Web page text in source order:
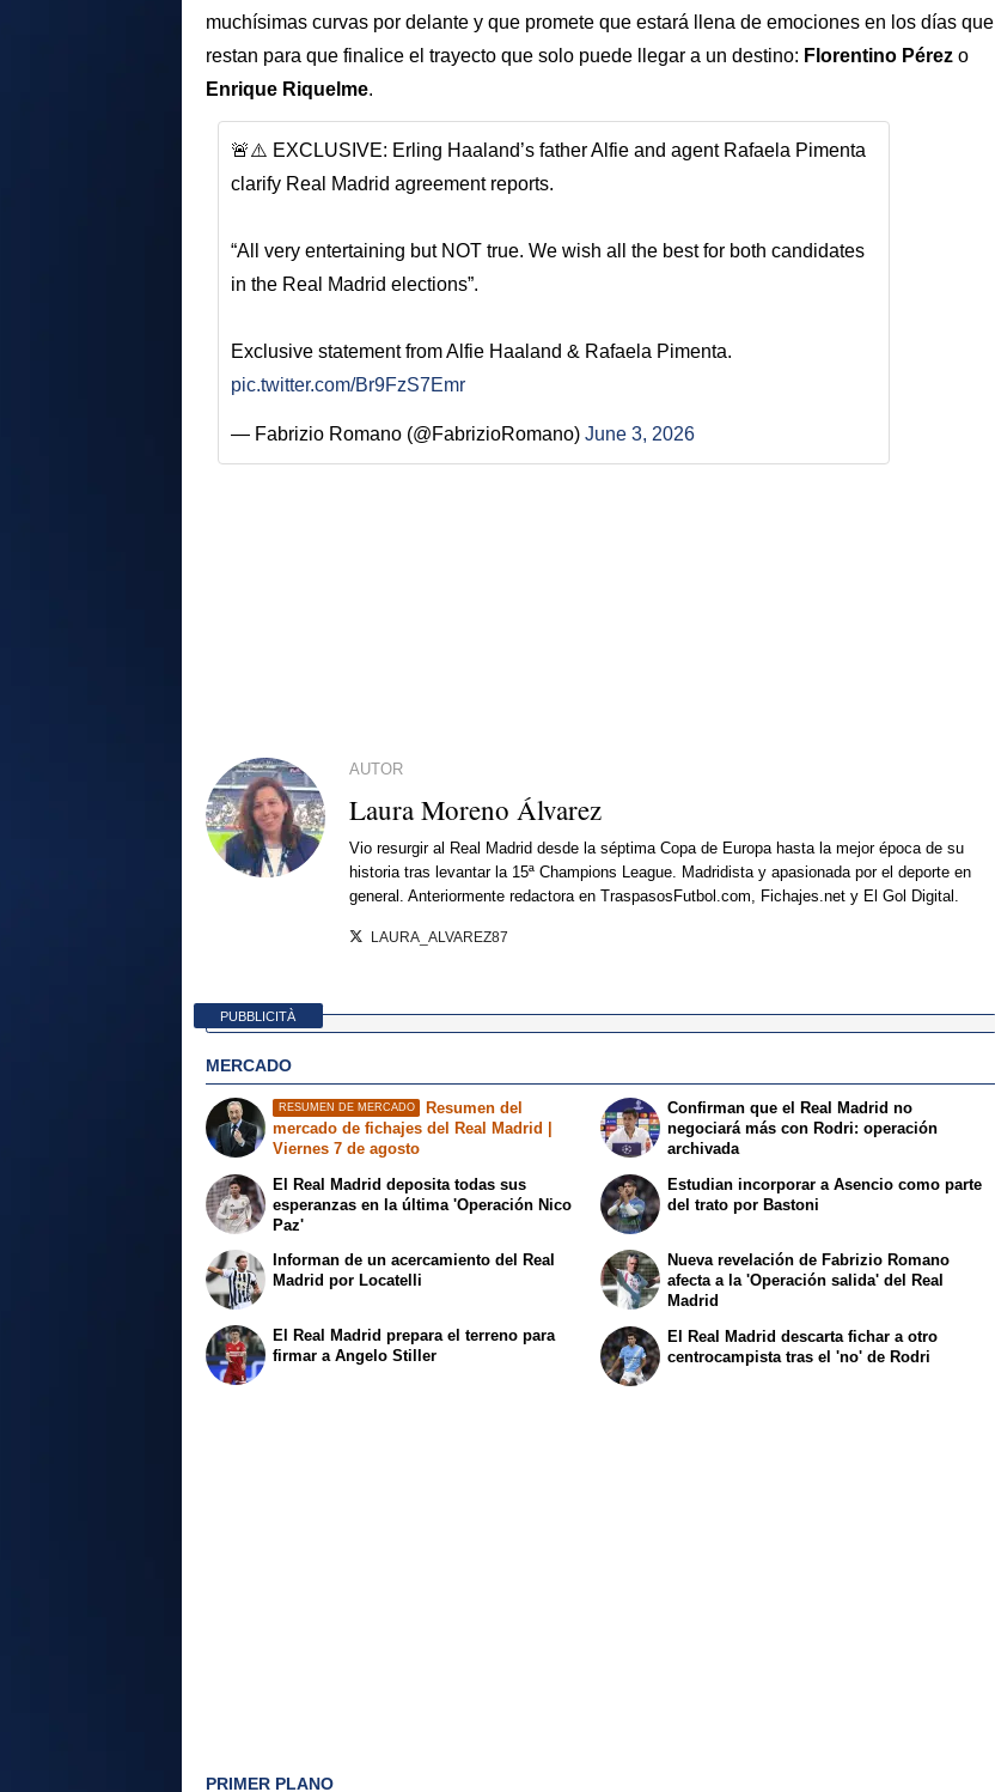
muchísimas curvas por delante y que promete que estará llena de emociones en los días que
restan para que finalice el trayecto que solo puede llegar a un destino: Florentino Pérez o
Enrique Riquelme.
🚨⚠️ EXCLUSIVE: Erling Haaland’s father Alfie and agent Rafaela Pimenta
clarify Real Madrid agreement reports.
“All very entertaining but NOT true. We wish all the best for both candidates
in the Real Madrid elections”.
Exclusive statement from Alfie Haaland & Rafaela Pimenta.
pic.twitter.com/Br9FzS7Emr
— Fabrizio Romano (@FabrizioRomano) June 3, 2026
AUTOR
Laura Moreno Álvarez
Vio resurgir al Real Madrid desde la séptima Copa de Europa hasta la mejor época de su
historia tras levantar la 15ª Champions League. Madridista y apasionada por el deporte en
general. Anteriormente redactora en TraspasosFutbol.com, Fichajes.net y El Gol Digital.
LAURA_ALVAREZ87
PUBBLICITÀ
MERCADO
RESUMEN DE MERCADO
Resumen del
mercado de fichajes del Real Madrid |
Viernes 7 de agosto
El Real Madrid deposita todas sus
esperanzas en la última 'Operación Nico
Paz'
Confirman que el Real Madrid no
negociará más con Rodri: operación
archivada
Estudian incorporar a Asencio como parte
del trato por Bastoni
Informan de un acercamiento del Real
Madrid por Locatelli
El Real Madrid prepara el terreno para
firmar a Angelo Stiller
Nueva revelación de Fabrizio Romano
afecta a la 'Operación salida' del Real
Madrid
El Real Madrid descarta fichar a otro
centrocampista tras el 'no' de Rodri
PRIMER PLANO